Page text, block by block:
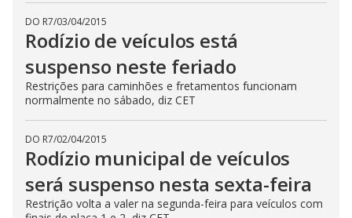
DO R7/03/04/2015
Rodízio de veículos está
suspenso neste feriado
Restrições para caminhões e fretamentos funcionam
normalmente no sábado, diz CET
DO R7/02/04/2015
Rodízio municipal de veículos
será suspenso nesta sexta-feira
Restrição volta a valer na segunda-feira para veículos com